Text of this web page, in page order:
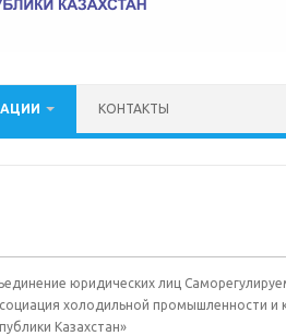
КОНТАКТЫ
юридических лиц
холодильной промышленности и
Казахстан»